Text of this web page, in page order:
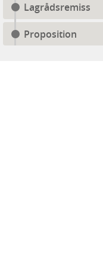
Lagrådsremiss
Proposition